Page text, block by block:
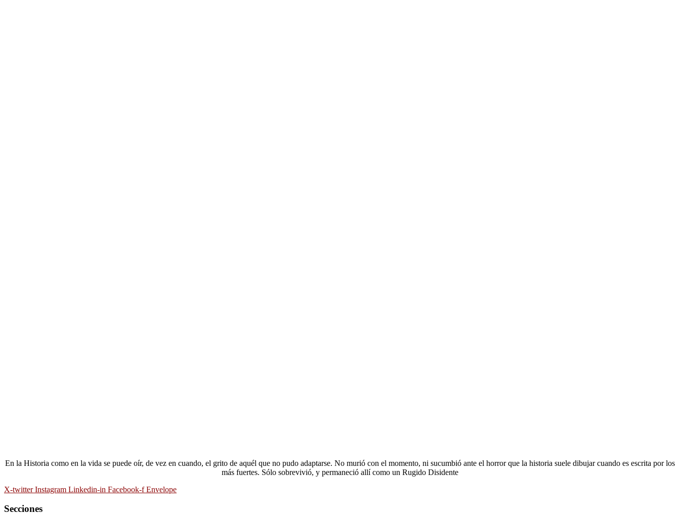
En la Historia como en la vida se puede oír, de vez en cuando, el grito de aquél que no pudo adaptarse. No murió con el momento, ni sucumbió ante el horror que la historia suele dibujar cuando es escrita por los
más fuertes. Sólo sobrevivió, y permaneció allí como un Rugido Disidente
X-twitter Instagram Linkedin-in Facebook-f Envelope
Secciones